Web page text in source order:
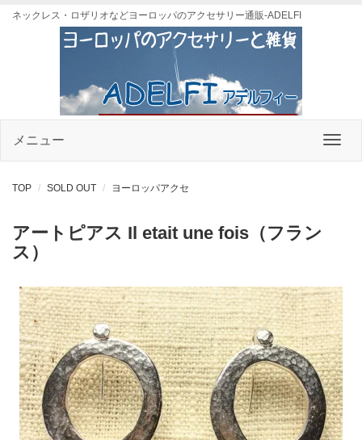
ネックレス・ロザリオなどヨーロッパのアクセサリー通販-ADELFI
メニュー
TOP SOLD OUT ヨーロッパアクセ
アートピアス Il etait une fois（フラン
ス）